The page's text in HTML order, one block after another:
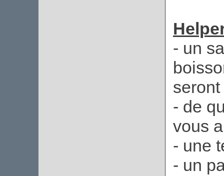
- un
- de
vous
- une
- un